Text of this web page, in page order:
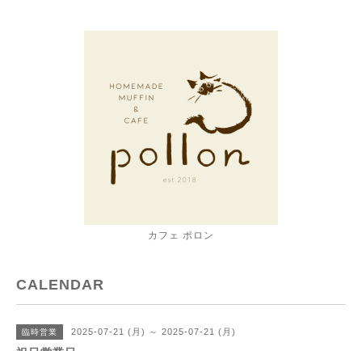
カフェ ポロン
CALENDAR
臨時営業 2025-07-21 (月) ～ 2025-07-21 (月)